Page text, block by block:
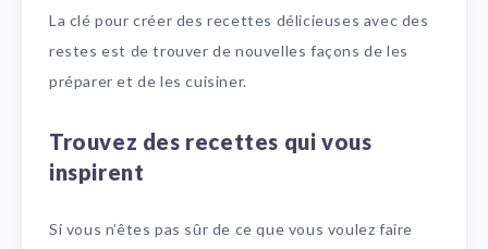
La clé pour créer des recettes délicieuses avec des
restes est de trouver de nouvelles façons de les
préparer et de les cuisiner.
Trouvez des recettes qui vous
inspirent
Si vous n’êtes pas sûr de ce que vous voulez faire